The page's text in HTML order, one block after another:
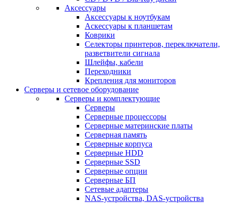
Аксессуары
Аксессуары к ноутбукам
Аскессуары к планшетам
Коврики
Селекторы принтеров, переключатели,
разветвители сигнала
Шлейфы, кабели
Переходники
Крепления для мониторов
Серверы и сетевое оборудование
Серверы и комплектующие
Серверы
Серверные процессоры
Серверные материнские платы
Серверная память
Серверные корпуса
Серверные HDD
Серверные SSD
Серверные опции
Серверные БП
Сетевые адаптеры
NAS-устройства, DAS-устройства